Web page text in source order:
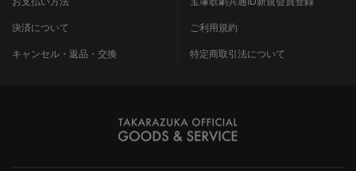
決済について
キャンセル・返品・交換
ご利用規約
特定商取引法について